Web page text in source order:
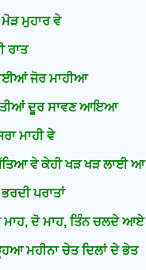
ਮੋੜ ਮੁਹਾਰ ਵੇ
ਰਾਤ
ਜੋਰ ਮਾਹੀਆ
ਦੂਰ ਸਾਵਣ ਆਇਆ
ਮਾਹੀ ਵੇ
ਵੇ ਕੇਹੀ ਖੜ ਖੜ ਲਾਈ ਆ
ਪਰਾਤਾਂ
ਮਾਹ, ਦੋ ਮਾਹ, ਤਿੰਨ ਚਲਦੇ ਆਏ
ਮਹੀਨਾ ਚੇਤ ਦਿਲਾਂ ਦੇ ਭੇਤ